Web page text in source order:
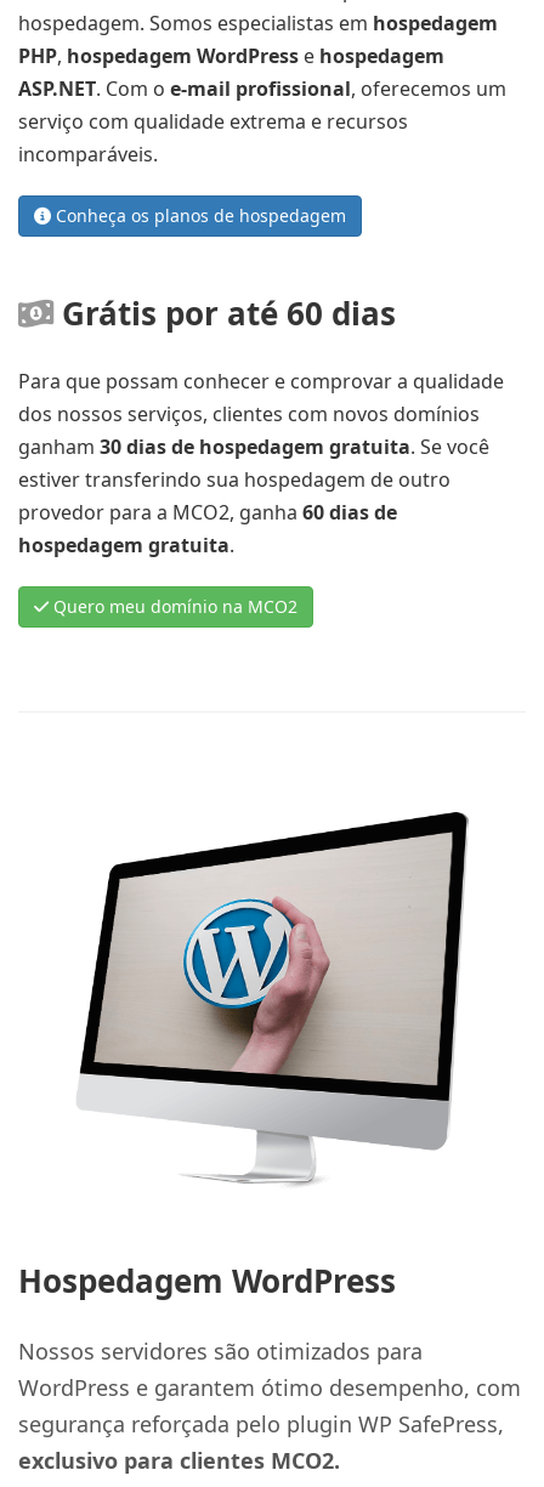
hospedagem. Somos especialistas em hospedagem
PHP, hospedagem WordPress e hospedagem
ASP.NET. Com o e-mail profissional, oferecemos um
serviço com qualidade extrema e recursos
incomparáveis.
Conheça os planos de hospedagem
Grátis por até 60 dias
Para que possam conhecer e comprovar a qualidade
dos nossos serviços, clientes com novos domínios
ganham 30 dias de hospedagem gratuita. Se você
estiver transferindo sua hospedagem de outro
provedor para a MCO2, ganha 60 dias de
hospedagem gratuita.
Quero meu domínio na MCO2
Hospedagem WordPress
Nossos servidores são otimizados para
WordPress e garantem ótimo desempenho, com
segurança reforçada pelo plugin WP SafePress,
exclusivo para clientes MCO2.